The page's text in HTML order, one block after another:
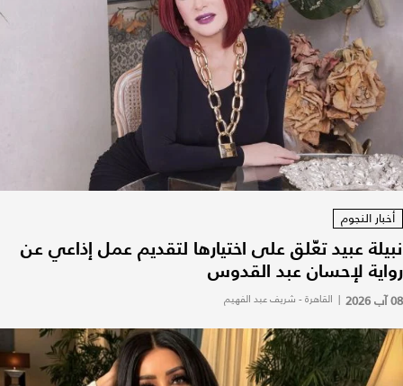
أخبار النجوم
نبيلة عبيد تعّلق على اختيارها لتقديم عمل إذاعي عن
رواية لإحسان عبد القدوس
08 آب 2026 | القاهرة - شريف عبد الفهيم